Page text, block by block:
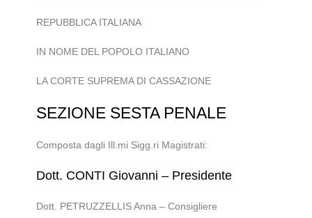
REPUBBLICA ITALIANA
IN NOME DEL POPOLO ITALIANO
LA CORTE SUPREMA DI CASSAZIONE
SEZIONE SESTA PENALE
Composta dagli Ill.mi Sigg.ri Magistrati:
Dott. CONTI Giovanni – Presidente
Dott. PETRUZZELLIS Anna – Consigliere